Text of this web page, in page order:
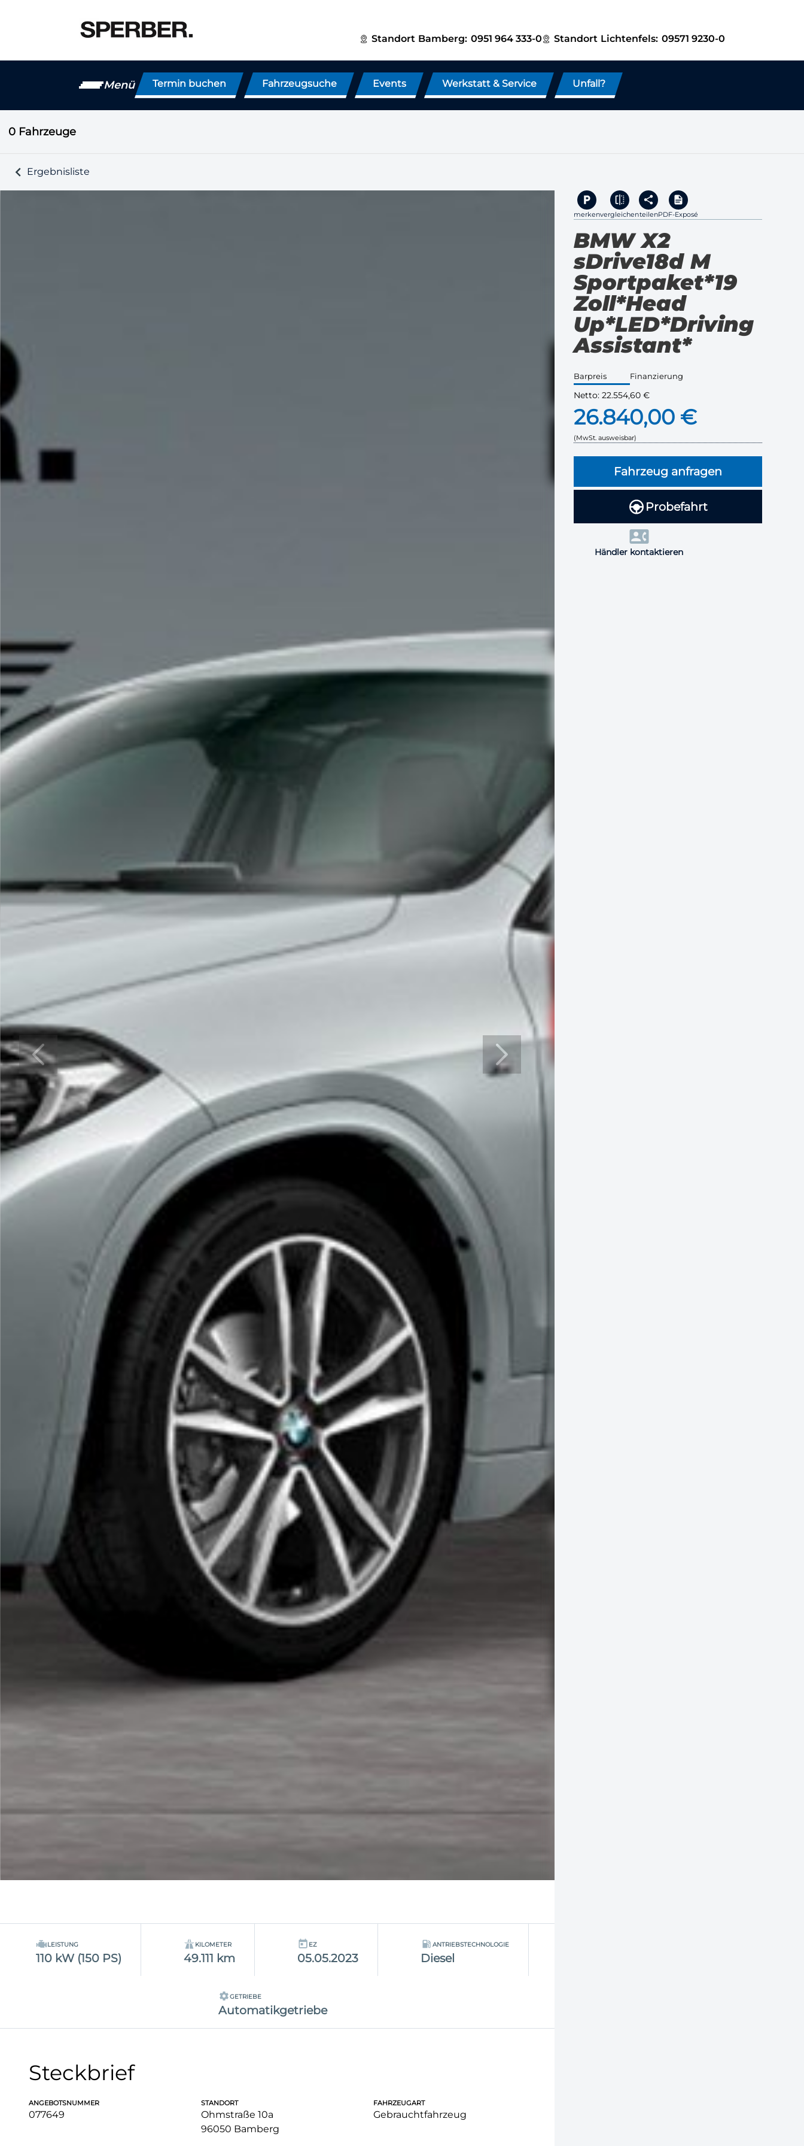
Standort Bamberg: 0951 964 333-0 Standort Lichtenfels: 09571 9230-0
Menü Termin buchen Fahrzeugsuche Events Werkstatt & Service Unfall?
0 Fahrzeuge
Ergebnisliste
LEISTUNG
110 kW (150 PS)
KILOMETER
49.111 km
EZ
05.05.2023
ANTRIEBSTECHNOLOGIE
Diesel
GETRIEBE
Automatikgetriebe
Steckbrief
ANGEBOTSNUMMER
077649
STANDORT
Ohmstraße 10a
96050 Bamberg
FAHRZEUGART
Gebrauchtfahrzeug
merkenvergleichenteilenPDF-Exposé
BMW X2
sDrive18d M
Sportpaket*19
Zoll*Head
Up*LED*Driving
Assistant*
Barpreis Finanzierung
Netto:22.554,60 €
26.840,00 €
(MwSt. ausweisbar)
Fahrzeug anfragen
Probefahrt
Händler kontaktieren